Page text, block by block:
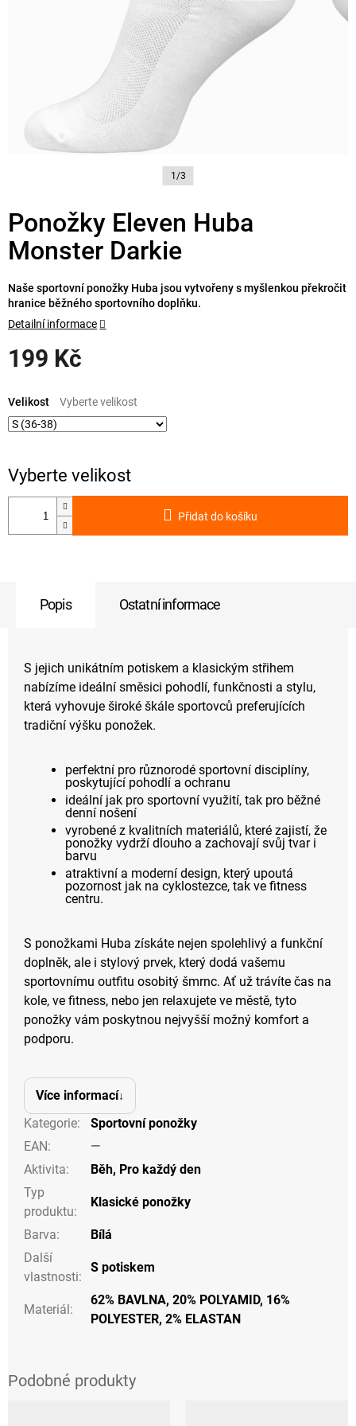
1/3
Ponožky Eleven Huba
Monster Darkie
199 Kč
cena:
Velikost
Přidat do košíku
Naše sportovní ponožky Huba jsou vytvořeny s myšlenkou překročit
hranice běžného sportovního doplňku.
Detailní informace
Popis Ostatní informace
S jejich unikátním potiskem a klasickým střihem
nabízíme ideální směsici pohodlí, funkčnosti a stylu,
která vyhovuje široké škále sportovců preferujících
tradiční výšku ponožek.
perfektní pro různorodé sportovní disciplíny,
poskytující pohodlí a ochranu
ideální jak pro sportovní využití, tak pro běžné
denní nošení
vyrobené z kvalitních materiálů, které zajistí, že
ponožky vydrží dlouho a zachovají svůj tvar i
barvu
atraktivní a moderní design, který upoutá
pozornost jak na cyklostezce, tak ve fitness
centru.
S ponožkami Huba získáte nejen spolehlivý a funkční
doplněk, ale i stylový prvek, který dodá vašemu
sportovnímu outfitu osobitý šmrnc. Ať už trávíte čas na
kole, ve fitness, nebo jen relaxujete ve městě, tyto
ponožky vám poskytnou nejvyšší možný komfort a
podporu.
Více informací
Kategorie:
Sportovní ponožky
EAN:
—
Aktivita: Běh, Pro každý den
Typ
produktu:
Klasické ponožky
Barva:
Bílá
Další
vlastnosti:
S potiskem
Materiál:
62% BAVLNA, 20% POLYAMID, 16%
POLYESTER, 2% ELASTAN